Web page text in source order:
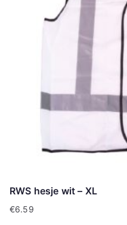
RWS hesje wit – XL
€6.59